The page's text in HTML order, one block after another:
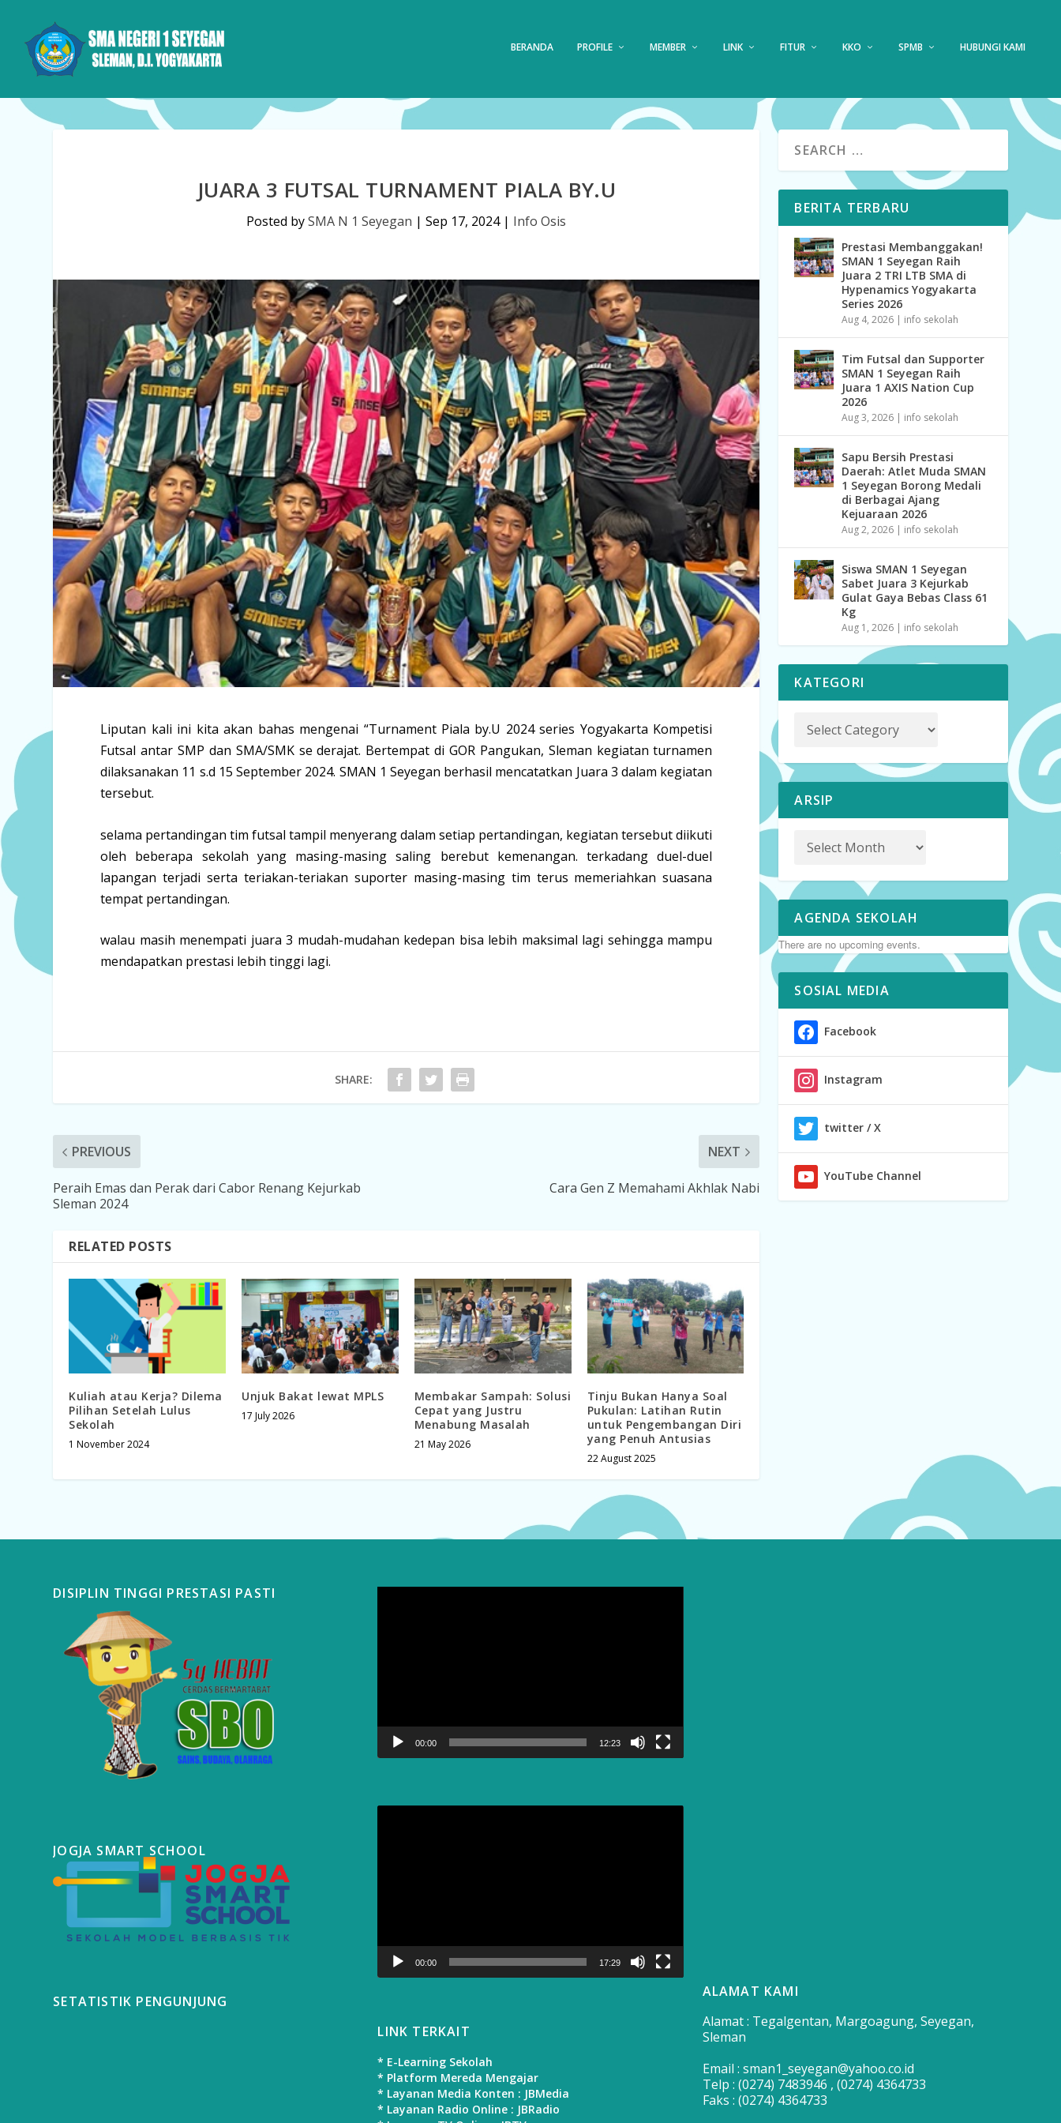
BERANDA PROFILE MEMBER LINK FITUR KKO SPMB HUBUNGI KAMI
JUARA 3 FUTSAL TURNAMENT PIALA BY.U
Posted bySMA N 1 Seyegan |Sep 17, 2024| Info Osis
Liputan kali ini kita akan bahas mengenai “Turnament Piala by.U 2024 series Yogyakarta Kompetisi
Futsal antar SMP dan SMA/SMK se derajat. Bertempat di GOR Pangukan, Sleman kegiatan turnamen
dilaksanakan 11 s.d 15 September 2024. SMAN 1 Seyegan berhasil mencatatkan Juara 3 dalam kegiatan
tersebut.
selama pertandingan tim futsal tampil menyerang dalam setiap pertandingan, kegiatan tersebut diikuti
oleh beberapa sekolah yang masing-masing saling berebut kemenangan. terkadang duel-duel
lapangan terjadi serta teriakan-teriakan suporter masing-masing tim terus memeriahkan suasana
tempat pertandingan.
walau masih menempati juara 3 mudah-mudahan kedepan bisa lebih maksimal lagi sehingga mampu
mendapatkan prestasi lebih tinggi lagi.
SHARE:
PREVIOUS
Peraih Emas dan Perak dari Cabor Renang Kejurkab
Sleman 2024
NEXT
Cara Gen Z Memahami Akhlak Nabi
RELATED POSTS
Kuliah atau Kerja? Dilema
Pilihan Setelah Lulus
Sekolah
1 November 2024
Unjuk Bakat lewat MPLS
17 July 2026
Membakar Sampah: Solusi
Cepat yang Justru
Menabung Masalah
21 May 2026
Tinju Bukan Hanya Soal
Pukulan: Latihan Rutin
untuk Pengembangan Diri
yang Penuh Antusias
22 August 2025
BERITA TERBARU
Prestasi Membanggakan!
SMAN 1 Seyegan Raih
Juara 2 TRI LTB SMA di
Hypenamics Yogyakarta
Series 2026
Aug 4, 2026 | info sekolah
Tim Futsal dan Supporter
SMAN 1 Seyegan Raih
Juara 1 AXIS Nation Cup
2026
Aug 3, 2026 | info sekolah
Sapu Bersih Prestasi
Daerah: Atlet Muda SMAN
1 Seyegan Borong Medali
di Berbagai Ajang
Kejuaraan 2026
Aug 2, 2026 | info sekolah
Siswa SMAN 1 Seyegan
Sabet Juara 3 Kejurkab
Gulat Gaya Bebas Class 61
Kg
Aug 1, 2026 | info sekolah
KATEGORI
ARSIP
AGENDA SEKOLAH
There are no upcoming events.
SOSIAL MEDIA
Facebook
Instagram
twitter / X
YouTube Channel
DISIPLIN TINGGI PRESTASI PASTI
JOGJA SMART SCHOOL
SETATISTIK PENGUNJUNG
00:00 12:23
00:00 17:29
LINK TERKAIT
* E-Learning Sekolah
* Platform Mereda Mengajar
* Layanan Media Konten : JBMedia
* Layanan Radio Online : JBRadio
ALAMAT KAMI
Alamat : Tegalgentan, Margoagung, Seyegan,
Sleman
Email : sman1_seyegan@yahoo.co.id
Telp : (0274) 7483946 , (0274) 4364733
Faks : (0274) 4364733